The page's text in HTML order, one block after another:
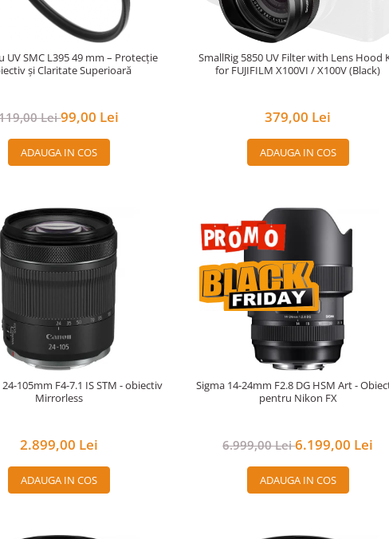
UV SMC L395 49 mm – Protecție
și Claritate Superioară
Lei99,00 Lei
ADAUGA IN COS
SmallRig 5850 UV Filter with Lens Hood
for FUJIFILM X100VI / X100V (Black)
379,00 Lei
ADAUGA IN COS
24-105mm F4-7.1 IS STM - obiectiv
Mirrorless
2.899,00 Lei
ADAUGA IN COS
Sigma 14-24mm F2.8 DG HSM Art -
pentru Nikon FX
6.999,00 Lei6.199,00 Lei
ADAUGA IN COS